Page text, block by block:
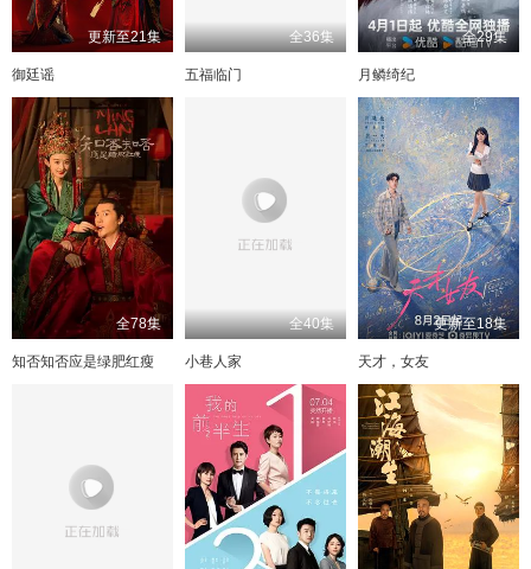
更新至21集
御廷谣
全36集
五福临门
全29集
月鳞绮纪
全78集
知否知否应是绿肥红瘦
全40集
小巷人家
更新至18集
天才，女友